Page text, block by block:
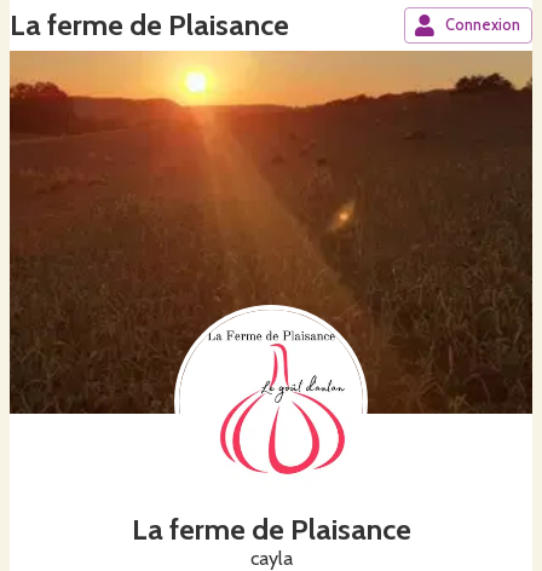
La ferme de Plaisance Connexion
La ferme de Plaisance
cayla